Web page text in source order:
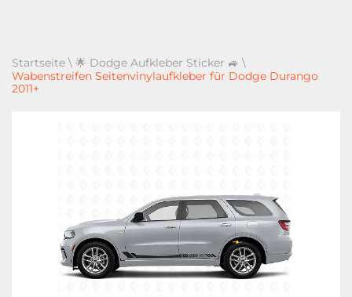
Startseite \ 🌟 Dodge Aufkleber Sticker 🚙 \
Wabenstreifen Seitenvinylaufkleber für Dodge Durango
2011+